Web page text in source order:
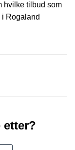
hvilke tilbud som
Rogaland
etter?